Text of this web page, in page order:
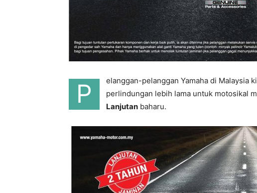
P
elanggan-pelanggan Yamaha di Malaysia
perlindungan lebih lama untuk motosikal
Lanjutan baharu.